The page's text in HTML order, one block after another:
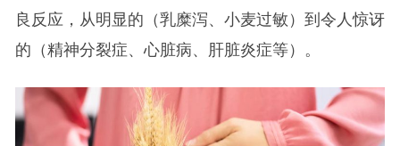
良反应，从明显的（乳糜泻、小麦过敏）到令人惊讶
的（精神分裂症、心脏病、肝脏炎症等）。